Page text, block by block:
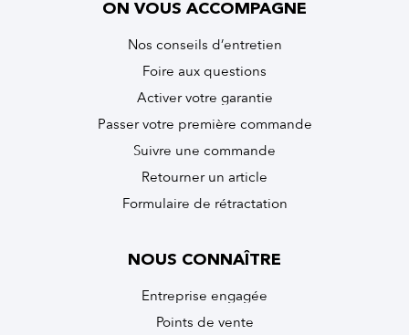
ON VOUS ACCOMPAGNE
Nos conseils d’entretien
Foire aux questions
Activer votre garantie
Passer votre première commande
Suivre une commande
Retourner un article
Formulaire de rétractation
NOUS CONNAÎTRE
Entreprise engagée
Points de vente